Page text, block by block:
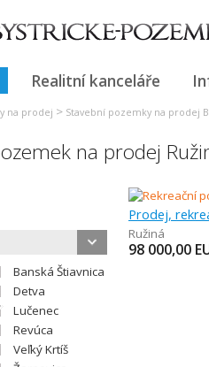
Realitní kanceláře
na prodej > Stavební pozemky na prodej
na prodej
Banská Štiavnica
Detva
Lučenec
Revúca
Veľký Krtíš
Prodej,
Ružiná
98 000,00